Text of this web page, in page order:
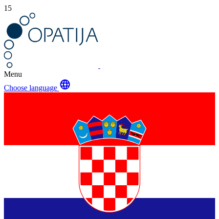
15
Menu
Choose language language